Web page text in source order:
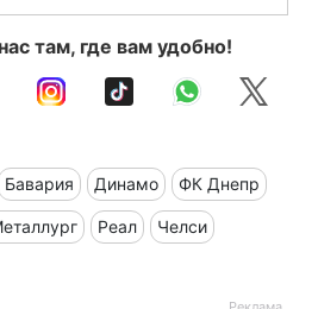
там, где вам удобно!
Бавария Динамо ФК Днепр
Реал Челси